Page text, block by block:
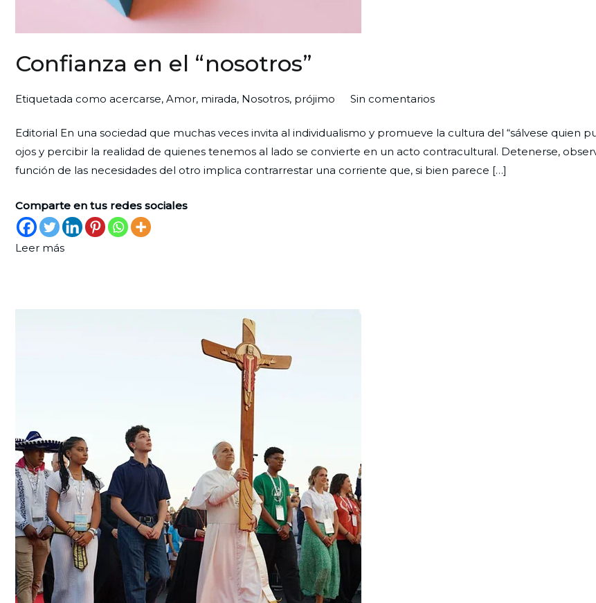
Confianza en el “nosotros”
Por
Ciudad
Nueva
Publicada
31
de
octubre
2025
Publicada
Editorial
Etiquetada como acercarse, Amor, mirada, Nosotros, prójimo Sin comentariosen
en
el
“nosotros”
Editorial En una sociedad que muchas veces invita al individualismo y promueve la cultura del “sálvese quien
ojos y percibir la realidad de quienes tenemos al lado se convierte en un acto contracultural. Detenerse,
función de las necesidades del otro implica contrarrestar una corriente que, si bien parece […]
Comparte en tus redes sociales
Leer más